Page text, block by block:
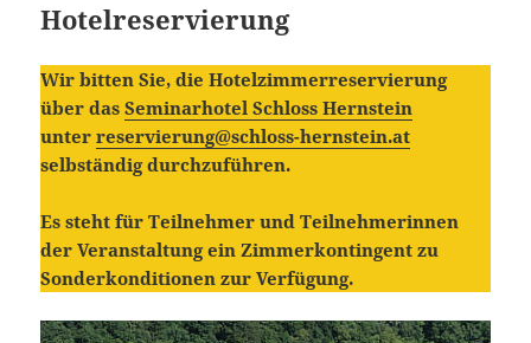
Hotelreservierung
Wir bitten Sie, die Hotelzimmerreservierung
über dasSeminarhotel Schloss Hernstein
unterreservierung@schloss-hernstein.at
selbständig durchzuführen.
Es steht für Teilnehmer und Teilnehmerinnen
der Veranstaltung ein Zimmerkontingent zu
Sonderkonditionen zur Verfügung.